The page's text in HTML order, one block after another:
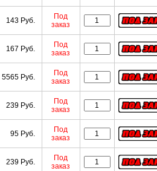
143 Руб.
Под
заказ
167 Руб.
Под
заказ
5565 Руб.
Под
заказ
239 Руб.
Под
заказ
95 Руб.
Под
заказ
239 Руб.
Под
заказ